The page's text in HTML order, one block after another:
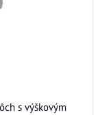
s výškovým